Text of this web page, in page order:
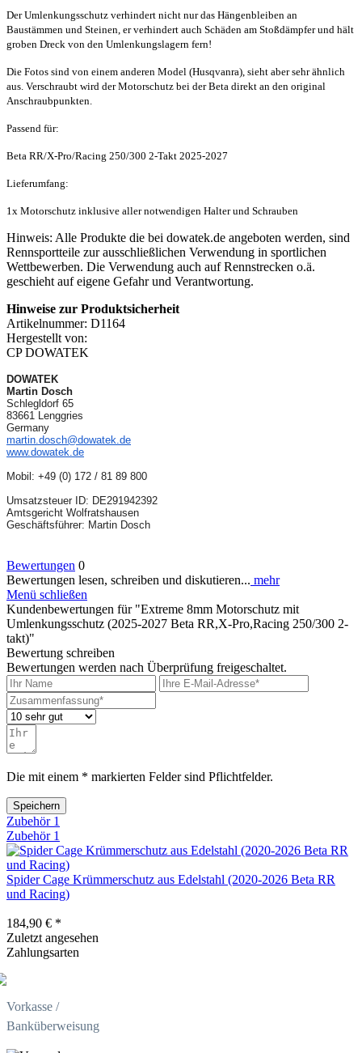
Der Umlenkungsschutz verhindert nicht nur das Hängenbleiben an
Baustämmen und Steinen, er verhindert auch Schäden am Stoßdämpfer und hält
groben Dreck von den Umlenkungslagern fern!
Die Fotos sind von einem anderen Model (Husqvanra), sieht aber sehr ähnlich
aus. Verschraubt wird der Motorschutz bei der Beta direkt an den original
Anschraubpunkten.
Passend für:
Beta RR/X-Pro/Racing 250/300 2-Takt 2025-2027
Lieferumfang:
1x Motorschutz inklusive aller notwendigen Halter und Schrauben
Hinweis: Alle Produkte die bei dowatek.de angeboten werden, sind
Rennsportteile zur ausschließlichen Verwendung in sportlichen
Wettbewerben. Die Verwendung auch auf Rennstrecken o.ä.
geschieht auf eigene Gefahr und Verantwortung.
Hinweise zur Produktsicherheit
Artikelnummer: D1164
Hergestellt von:
CP DOWATEK
DOWATEK
Martin Dosch
Schlegldorf 65
83661 Lenggries
Germany
martin.dosch@dowatek.de
www.dowatek.de
Mobil: +49 (0) 172 / 81 89 800
Umsatzsteuer ID: DE291942392
Amtsgericht Wolfratshausen
Geschäftsführer: Martin Dosch
Bewertungen 0
Bewertungen lesen, schreiben und diskutieren... mehr
Menü schließen
Kundenbewertungen für "Extreme 8mm Motorschutz mit
Umlenkungsschutz (2025-2027 Beta RR,X-Pro,Racing 250/300 2-
takt)"
Bewertung schreiben
Bewertungen werden nach Überprüfung freigeschaltet.
Die mit einem * markierten Felder sind Pflichtfelder.
Speichern
Zubehör 1
Zubehör 1
Spider Cage Krümmerschutz aus Edelstahl (2020-2026 Beta RR
und Racing)
184,90 € *
Zuletzt angesehen
Zahlungsarten
Vorkasse /
Banküberweisung